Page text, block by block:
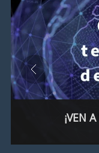
¡VEN